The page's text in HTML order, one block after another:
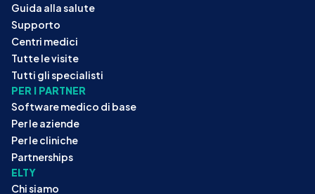
Guida alla salute
Supporto
Centri medici
Tutte le visite
Tutti gli specialisti
PER I PARTNER
Software medico di base
Per le aziende
Per le cliniche
Partnerships
ELTY
Chi siamo